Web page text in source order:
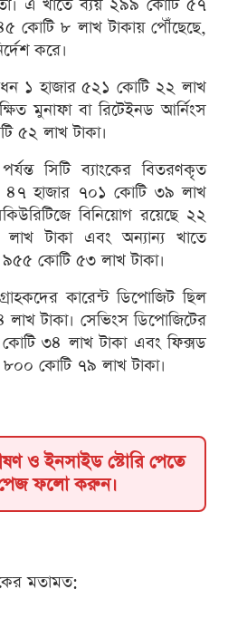
এ খাতে ব্যয় ২৯৯ কোটি ৫৭
কোটি ৮ লাখ টাকায় পৌঁছেছে,
করে।
১ হাজার ৫২১ কোটি ২২ লাখ
মুনাফা বা রিটেইনড আর্নিংস
৫২ লাখ টাকা।
সিটি ব্যাংকের বিতরণকৃত
৪৭ হাজার ৭০১ কোটি ৩৯ লাখ
বিনিয়োগ রয়েছে ২২
টাকা এবং অন্যান্য খাতে
৯৫৫ কোটি ৫৩ লাখ টাকা।
কারেন্ট ডিপোজিট ছিল
টাকা। সেভিংস ডিপোজিটের
৩৪ লাখ টাকা এবং ফিক্সড
কোটি ৭৯ লাখ টাকা।
ও ইনসাইড স্টোরি পেতে
ফলো করুন।
মতামত: